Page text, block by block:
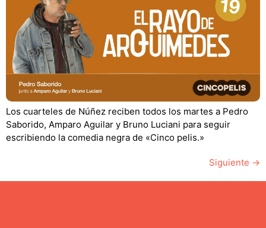
Los cuarteles de Núñez reciben todos los martes a Pedro
Saborido, Amparo Aguilar y Bruno Luciani para seguir
escribiendo la comedia negra de «Cinco pelis.»
Siguiente →